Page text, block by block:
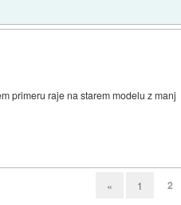
primeru raje na starem modelu z manj
« 1 2